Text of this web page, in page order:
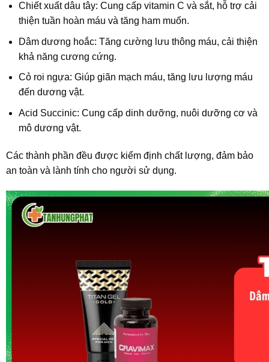
Chiết xuất dâu tây: Cung cấp vitamin C và sắt, hỗ trợ cải
thiện tuần hoàn máu và tăng ham muốn.
Dâm dương hoắc: Tăng cường lưu thông máu, cải thiện
khả năng cương cứng.
Cỏ roi ngựa: Giúp giãn mạch máu, tăng lưu lượng máu
đến dương vật.
Acid Succinic: Cung cấp dinh dưỡng, nuôi dưỡng cơ và
mô dương vật.
Các thành phần đều được kiểm định chất lượng, đảm bảo
an toàn và lành tính cho người sử dụng.